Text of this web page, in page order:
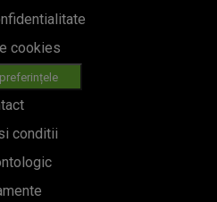
cookies
conditii